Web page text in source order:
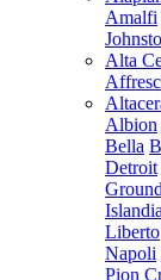
Amalfi
Alta
Albion
Bella
Detroit
Islandia
Liberto
Napoli
Pion